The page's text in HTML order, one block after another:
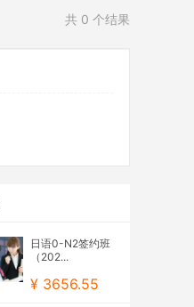
共 0 个结果
日语0-N2签约班
（202...
¥ 3656.55